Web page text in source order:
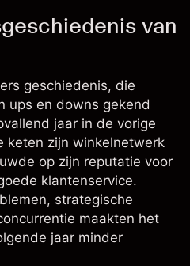
van
geschiedenis, die
ups en downs gekend
jaar in de vorige
keten zijn winkelnetwerk
op zijn reputatie voor
klantenservice.
strategische
maakten het
jaar minder